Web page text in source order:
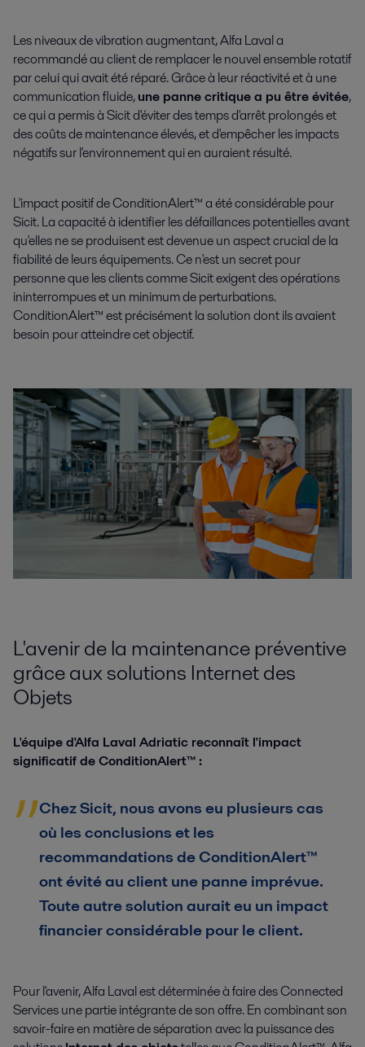
Les niveaux de vibration augmentant, Alfa Laval a
recommandé au client de remplacer le nouvel ensemble rotatif
par celui qui avait été réparé. Grâce à leur réactivité et à une
communication fluide,une panne critique a pu être évitée,
ce qui a permis à Sicit d'éviter des temps d'arrêt prolongés et
des coûts de maintenance élevés, et d'empêcher les impacts
négatifs sur l'environnement qui en auraient résulté.
L'impact positif de ConditionAlert™ a été considérable pour
Sicit. La capacité à identifier les défaillances potentielles avant
qu'elles ne se produisent est devenue un aspect crucial de la
fiabilité de leurs équipements. Ce n'est un secret pour
personne que les clients comme Sicit exigent des opérations
ininterrompues et un minimum de perturbations.
ConditionAlert™ est précisément la solution dont ils avaient
besoin pour atteindre cet objectif.
L'avenir de la maintenance préventive
grâce aux solutions Internet des
Objets
L'équipe d'Alfa Laval Adriatic reconnaît l'impact
significatif de ConditionAlert™ :
Chez Sicit, nous avons eu plusieurs cas
où les conclusions et les
recommandations de ConditionAlert™
ont évité au client une panne imprévue.
Toute autre solution aurait eu un impact
financier considérable pour le client.
Pour l'avenir, Alfa Laval est déterminée à faire des Connected
Services une partie intégrante de son offre. En combinant son
savoir-faire en matière de séparation avec la puissance des